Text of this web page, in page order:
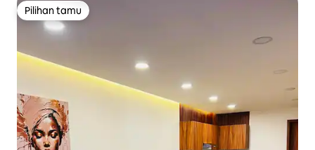
Pilihan tamu
Pilihan tamu